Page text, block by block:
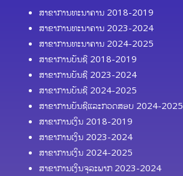
ສາຂາການທະນາຄານ 2018-2019
ສາຂາການທະນາຄານ 2023-2024
ສາຂາການທະນາຄານ 2024-2025
ສາຂາການບັນຊີ 2018-2019
ສາຂາການບັນຊີ 2023-2024
ສາຂາການບັນຊີ 2024-2025
ສາຂາການບັນຊີແລະກວດສອບ 2024-2025
ສາຂາການເງິນ 2018-2019
ສາຂາການເງິນ 2023-2024
ສາຂາການເງິນ 2024-2025
ສາຂາການເງິນຈຸລະພາກ 2023-2024